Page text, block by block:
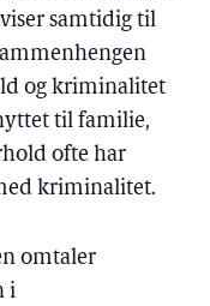
samtidig til
og kriminalitet
til familie,
ofte har
kriminalitet.
omtaler
i